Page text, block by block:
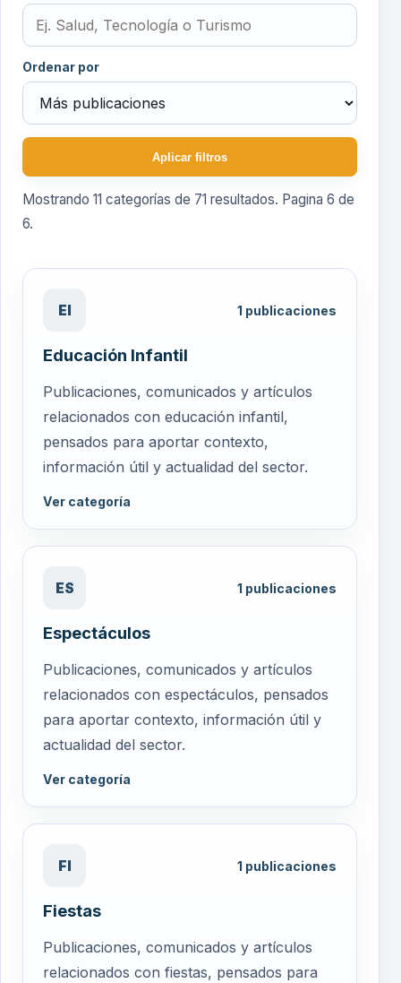
Ordenar por
Aplicar filtros
Mostrando 11 categorías de 71 resultados. Pagina 6 de
6.
EI 1 publicaciones
Educación Infantil
Publicaciones, comunicados y artículos
relacionados con educación infantil,
pensados para aportar contexto,
información útil y actualidad del sector.
Ver categoría
ES 1 publicaciones
Espectáculos
Publicaciones, comunicados y artículos
relacionados con espectáculos, pensados
para aportar contexto, información útil y
actualidad del sector.
Ver categoría
FI 1 publicaciones
Fiestas
Publicaciones, comunicados y artículos
relacionados con fiestas, pensados para